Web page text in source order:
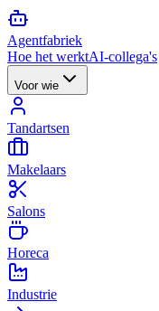
Agentfabriek
Hoe het werktAI-collega's
Voor wie
Tandartsen
Makelaars
Salons
Horeca
Industrie